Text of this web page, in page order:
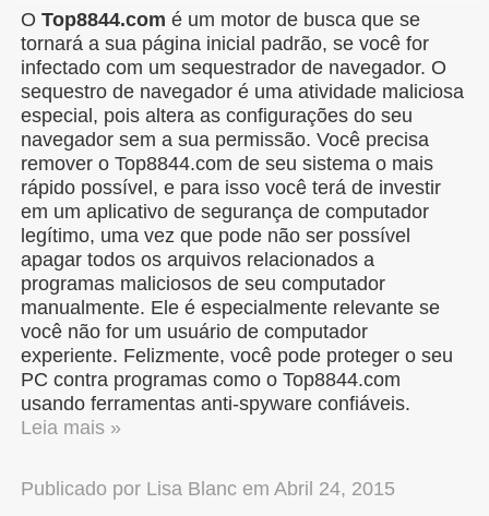
O Top8844.com é um motor de busca que se
tornará a sua página inicial padrão, se você for
infectado com um sequestrador de navegador. O
sequestro de navegador é uma atividade maliciosa
especial, pois altera as configurações do seu
navegador sem a sua permissão. Você precisa
remover o Top8844.com de seu sistema o mais
rápido possível, e para isso você terá de investir
em um aplicativo de segurança de computador
legítimo, uma vez que pode não ser possível
apagar todos os arquivos relacionados a
programas maliciosos de seu computador
manualmente. Ele é especialmente relevante se
você não for um usuário de computador
experiente. Felizmente, você pode proteger o seu
PC contra programas como o Top8844.com
usando ferramentas anti-spyware confiáveis.
Leia mais »
Publicado por Lisa Blanc em Abril 24, 2015